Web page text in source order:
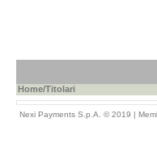
Home/Titolari
Nexi Payments S.p.A. © 2019 |